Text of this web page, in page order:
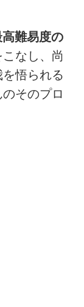
難易度の
こなし、尚
悟られる
そのプロ